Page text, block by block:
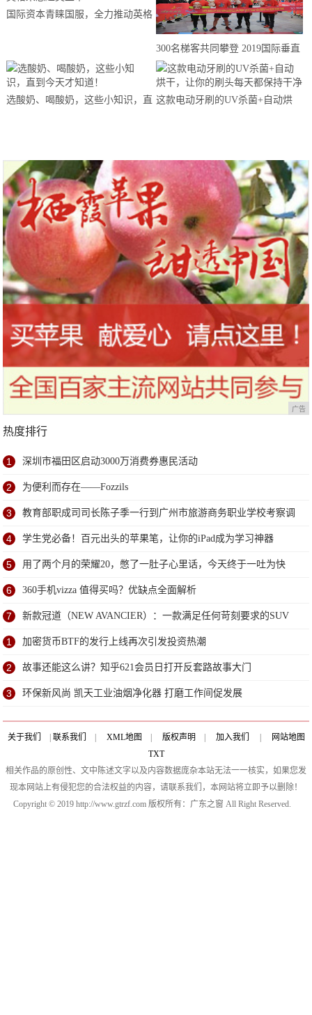
国际资本青睐国服，全力推动英格
300名梯客共同攀登 2019国际垂直
马拉松超级精英赛顺德海骏达中心
站欢乐开跑
选酸奶、喝酸奶，这些小知识，直 这款电动牙刷的UV杀菌+自动烘
广告
热度排行
1 深圳市福田区启动3000万消费券惠民活动
2 为便利而存在——Fozzils
3 教育部职成司司长陈子季一行到广州市旅游商务职业学校考察调
研
4 学生党必备！百元出头的苹果笔，让你的iPad成为学习神器
5 用了两个月的荣耀20，憋了一肚子心里话，今天终于一吐为快
6 360手机vizza 值得买吗？优缺点全面解析
7 新款冠道（NEW AVANCIER）：一款满足任何苛刻要求的SUV
1 加密货币BTF的发行上线再次引发投资热潮
2 故事还能这么讲？知乎621会员日打开反套路故事大门
3 环保新风尚 凯天工业油烟净化器 打磨工作间促发展
关于我们 联系我们 XML地图 版权声明 加入我们
网站地图
TXT
相关作品的原创性、文中陈述文字以及内容数据庞杂本站无法一一核实，如果您发
现本网站上有侵犯您的合法权益的内容，请联系我们，本网站将立即予以删除！
Copyright © 2019 http://www.gtrzf.com 版权所有：广东之窗 All Right Reserved.